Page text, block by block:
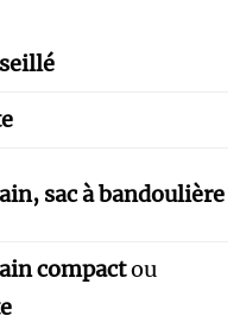
sac à bandoulière
compactou